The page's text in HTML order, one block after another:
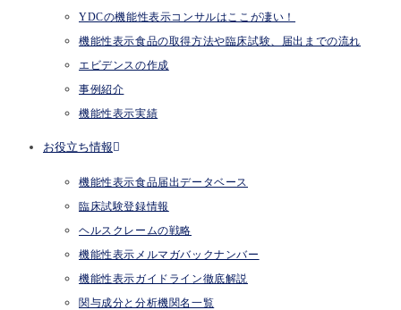
YDCの機能性表示コンサルはここが凄い！
機能性表示食品の取得方法や臨床試験、届出までの流れ
エビデンスの作成
事例紹介
機能性表示実績
お役立ち情報
機能性表示食品届出データベース
臨床試験登録情報
ヘルスクレームの戦略
機能性表示メルマガバックナンバー
機能性表示ガイドライン徹底解説
関与成分と分析機関名一覧